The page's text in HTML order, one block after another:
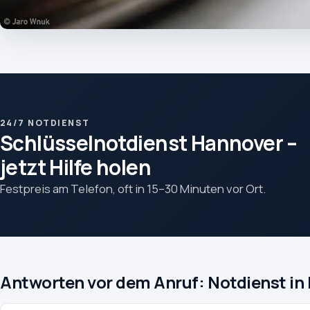
24/7 NOTDIENST
Schlüsselnotdienst Hannover –
jetzt Hilfe holen
Festpreis am Telefon, oft in 15–30 Minuten vor Ort.
Antworten vor dem Anruf: Notdienst in